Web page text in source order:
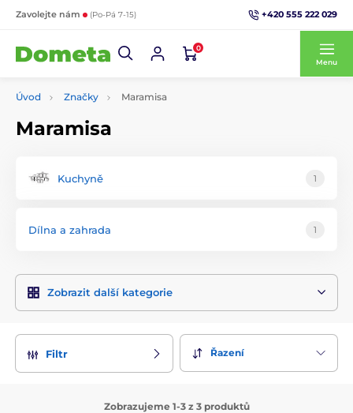
Zavolejte nám (Po-Pá 7-15) +420 555 222 029
0
Menu
Úvod Značky Maramisa
Maramisa
Kuchyně 1
Dílna a zahrada 1
Zobrazit další kategorie
Filtr Řazení
Zobrazujeme 1-3 z 3 produktů